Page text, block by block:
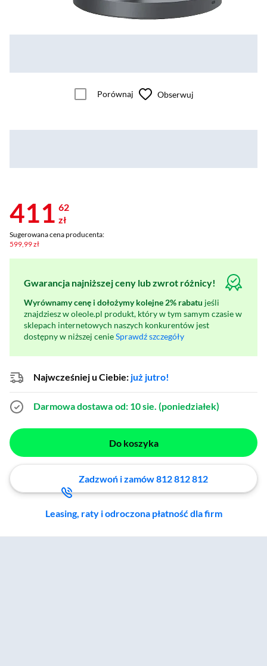
Porównaj Obserwuj
411 62
zł
Sugerowana cena producenta:
599,99 zł
Gwarancja najniższej ceny lub zwrot różnicy!
Wyrównamy cenę i dołożymy kolejne 2% rabatu jeśli
znajdziesz w oleole.pl produkt, który w tym samym czasie w
sklepach internetowych naszych konkurentów jest
dostępny w niższej cenieSprawdź szczegóły
Najwcześniej u Ciebie: już jutro!
Darmowa dostawa od: 10 sie. (poniedziałek)
Do koszyka
Zadzwoń i zamów 812 812 812
Leasing, raty i odroczona płatność dla firm